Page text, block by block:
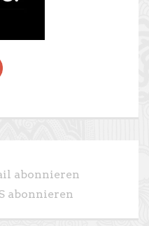
abonnieren
abonnieren